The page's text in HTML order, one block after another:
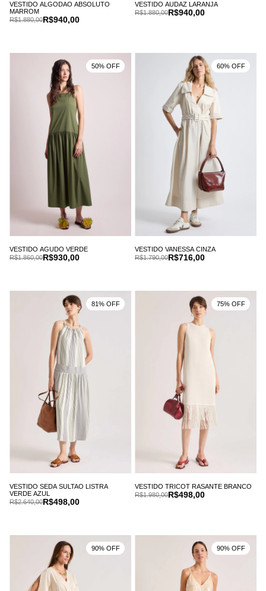
VESTIDO ALGODAO ABSOLUTO
MARROM
R$940,00
R$1.880,00
VESTIDO AUDAZ LARANJA
R$940,00
R$1.880,00
VESTIDO AGUDO VERDE
R$930,00
R$1.860,00
50% OFF
VESTIDO VANESSA CINZA
R$716,00
R$1.790,00
60% OFF
VESTIDO SEDA SULTAO LISTRA
VERDE AZUL
R$498,00
R$2.640,00
81% OFF
VESTIDO TRICOT RASANTE BRANCO
R$498,00
R$1.980,00
75% OFF
90% OFF 90% OFF